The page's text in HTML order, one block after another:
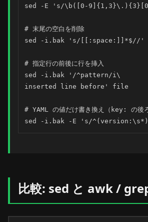
sed -E 's/\b([0-
# 末尾の空白を削除
sed -i.bak 's/[[:space:]]*$//
# 指定行の前後に行を挿入
sed -i.bak '/^pattern/i\
inserted line before' file
# YAML の値だけ書き換え（key: の後ろ
sed -i.bak -E 's/
比較: sed と awk /